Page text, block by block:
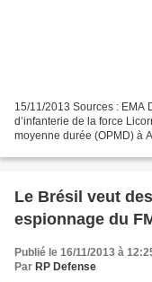
15/11/2013 Sources : EMA
d’infanterie de la force
moyenne durée (OPMD) à
Le Brésil veut
espionnage du
Publié le 16/11/2013 à
Par RP Defense